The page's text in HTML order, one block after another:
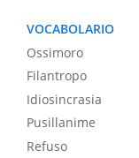
VOCABOLARIO
Ossimoro
Filantropo
Idiosincrasia
Pusillanime
Refuso